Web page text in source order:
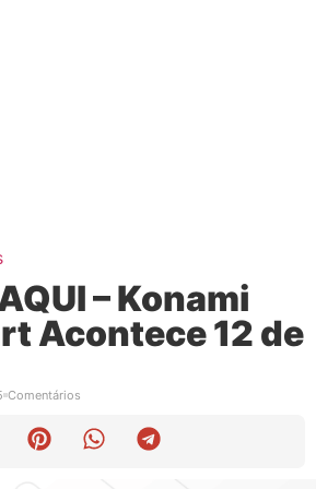
– Konami
Acontece 12 de
Comentários